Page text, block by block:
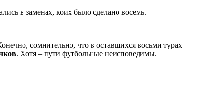
в заменах, коих было сделано восемь.
сомнительно, что в оставшихся восьми турах
. Хотя – пути футбольные неисповедимы.